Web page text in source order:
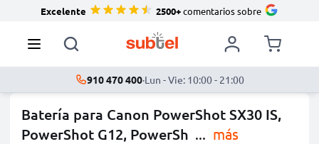
Excelente 2500+comentarios sobre
910 470 400·Lun - Vie: 10:00 - 21:00
Batería para Canon PowerShot SX30 IS,
PowerShot G12, PowerSh ... más